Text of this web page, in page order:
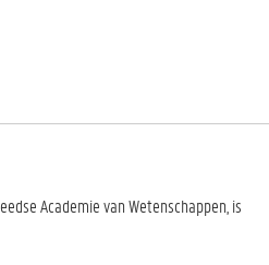
Academie van Wetenschappen, is